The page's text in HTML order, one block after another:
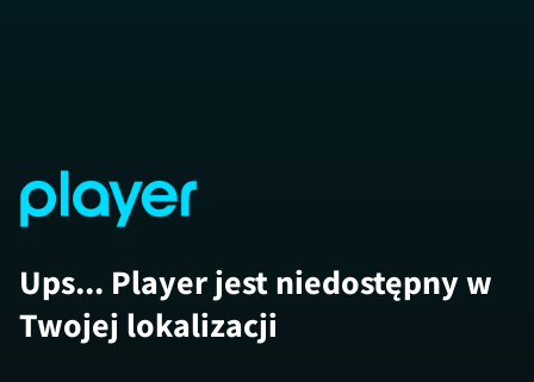
Ups... Player jest niedostępny w
Twojej lokalizacji